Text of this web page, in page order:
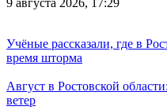
9 августа 2026, 17:29
Учёные рассказали, где в
время шторма
Август в Ростовской
ветер